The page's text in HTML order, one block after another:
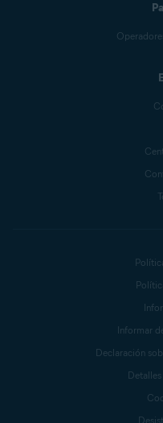
Informar
Declaración